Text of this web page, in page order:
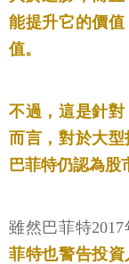
能提升它的價
值。
不過，這是針對
而言，對於大型
巴菲特仍認為股
雖然巴菲特
菲特也警告投